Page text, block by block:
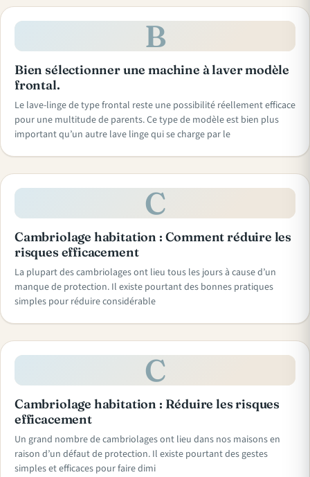
B
Bien sélectionner une machine à laver modèle
frontal.
Le lave-linge de type frontal reste une possibilité réellement efficace
pour une multitude de parents. Ce type de modèle est bien plus
important qu’un autre lave linge qui se charge par le
C
Cambriolage habitation : Comment réduire les
risques efficacement
La plupart des cambriolages ont lieu tous les jours à cause d’un
manque de protection. Il existe pourtant des bonnes pratiques
simples pour réduire considérable
C
Cambriolage habitation : Réduire les risques
efficacement
Un grand nombre de cambriolages ont lieu dans nos maisons en
raison d’un défaut de protection. Il existe pourtant des gestes
simples et efficaces pour faire dimi